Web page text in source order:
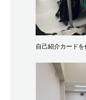
自己紹介カードを